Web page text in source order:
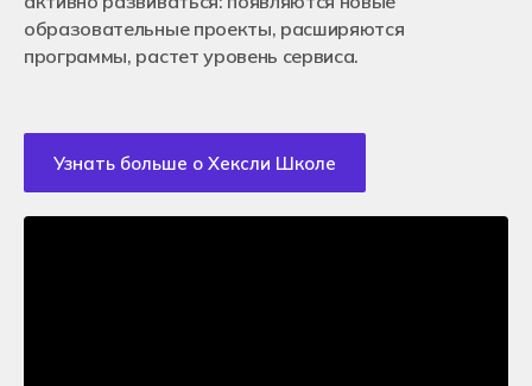
образовательные проекты, расширяются
программы, растет уровень сервиса.
Узнать больше о Хексли Школе